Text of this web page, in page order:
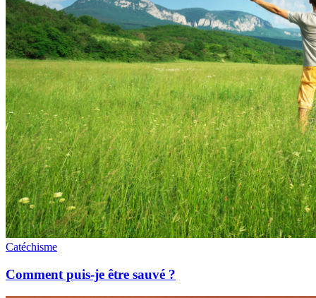
Catéchisme
Comment puis-je être sauvé ?